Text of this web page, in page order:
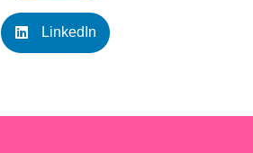
LinkedIn